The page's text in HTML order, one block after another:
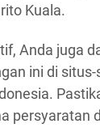
Kuala.
Anda juga
ini di
persyaratan